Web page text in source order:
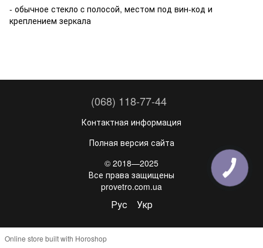
- обычное стекло c полосой, местом под вин-код и
креплением зеркала
(068) 118-77-44
Контактная информация
Полная версия сайта
© 2018—2025
Все права защищены
provetro.com.ua
Рус Укр
Online store built with Horoshop